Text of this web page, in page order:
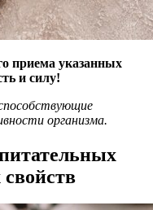
приема указанных
и силу!
организма.